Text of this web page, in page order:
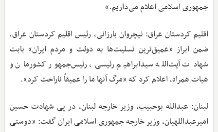
جمهوری اسلامی اعلام می‌داریم.»
اقلیم کردستان عراق: نیچروان بارزانی، رئیس اقلیم کردستان عراق،
ضمن ابراز «عمیق‌ترین تسلیت‌ها به دولت و مردم ایران» بابت
شهادت آیت‌الله سیدابراهیم رئیسی، رئیس‌جمهور کشورمان و
هیات همراه، اعلام کرد که «مرگ آنها ما را عمیقاً ناراحت کرد».
لبنان: عبدالله بوحبیب، وزیر خارجه لبنان، در پی شهادت حسین
امیرعبداللهیان، وزیر خارجه جمهوری اسلامی ایران گفت: «دوستی